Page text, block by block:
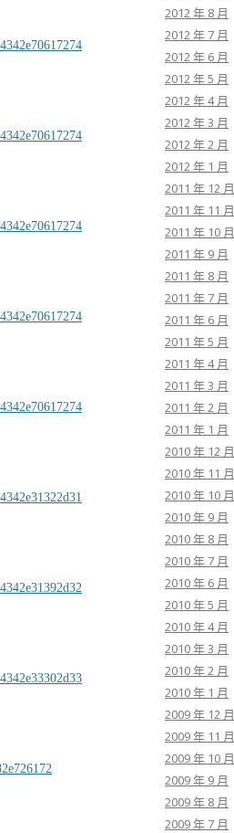
2012 年 8 月
2012 年 7 月
2012 年 6 月
2012 年 5 月
2012 年 4 月
2012 年 3 月
2012 年 2 月
2012 年 1 月
2011 年 12 月
2011 年 11 月
2011 年 10 月
2011 年 9 月
2011 年 8 月
2011 年 7 月
2011 年 6 月
2011 年 5 月
2011 年 4 月
2011 年 3 月
2011 年 2 月
2011 年 1 月
2010 年 12 月
2010 年 11 月
2010 年 10 月
2010 年 9 月
2010 年 8 月
2010 年 7 月
2010 年 6 月
2010 年 5 月
2010 年 4 月
2010 年 3 月
2010 年 2 月
2010 年 1 月
2009 年 12 月
2009 年 11 月
2009 年 10 月
2009 年 9 月
2009 年 8 月
2009 年 7 月